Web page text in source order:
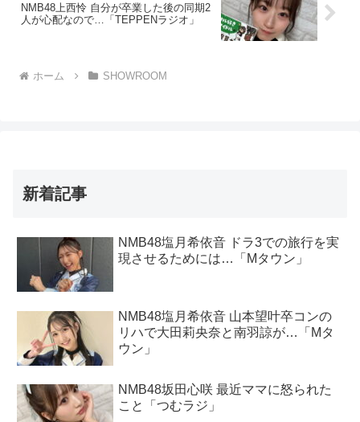
NMB48上西怜 自分が卒業した後の同期2
人が心配なので…「TEPPENラジオ」
ホーム SHOWROOM
新着記事
NMB48塩月希依音 ドラ3での旅行を実
現させるためには…「Mタウン」
NMB48塩月希依音 山本望叶卒コンの
リハで大田莉央奈と南羽諒が…「Mタ
ウン」
NMB48坂田心咲 最近ママに怒られた
こと「つむラジ」